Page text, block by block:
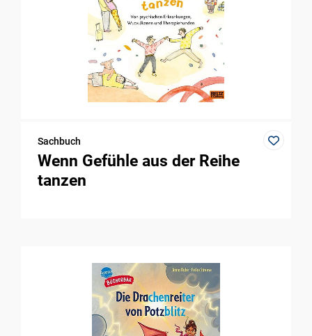
Sachbuch
Wenn Gefühle aus der Reihe
tanzen